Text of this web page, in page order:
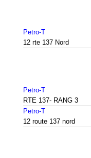
Petro-T
12 rte 137 Nord
Petro-T
RTE 137- RANG 3
Petro-T
12 route 137 nord